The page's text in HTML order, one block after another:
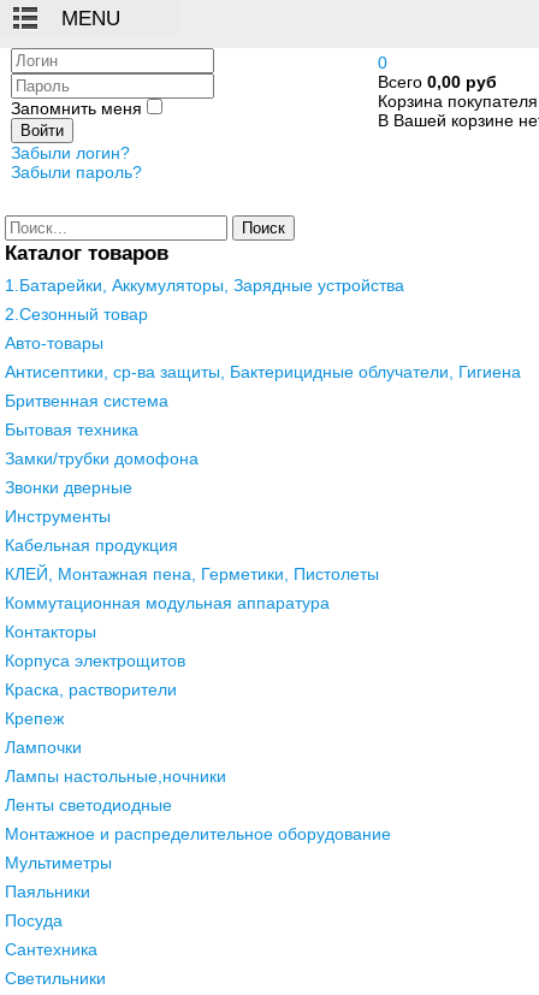
0
Всего 0,00 руб
Корзина покупателя
В Вашей корзине
Логин
Пароль
Запомнить меня
Войти
Забыли логин?
Забыли пароль?
Поиск
Каталог товаров
1.Батарейки, Аккумуляторы, Зарядные устройства
2.Сезонный товар
Авто-товары
Антисептики, ср-ва защиты, Бактерицидные облучатели, Гигиена
Бритвенная система
Бытовая техника
Замки/трубки домофона
Звонки дверные
Инструменты
Кабельная продукция
КЛЕЙ, Монтажная пена, Герметики, Пистолеты
Коммутационная модульная аппаратура
Контакторы
Корпуса электрощитов
Краска, растворители
Крепеж
Лампочки
Лампы настольные,ночники
Ленты светодиодные
Монтажное и распределительное оборудование
Мультиметры
Паяльники
Посуда
Сантехника
Светильники